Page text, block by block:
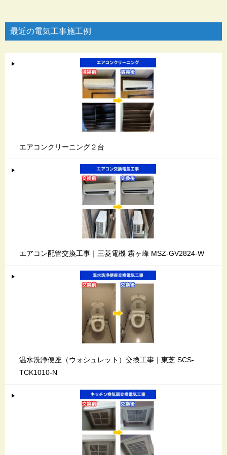
最近の電気工事施工例
エアコンクリーニング２台
エアコン配管交換工事｜三菱電機 霧ヶ峰 MSZ-GV2824-W
温水洗浄便座（ウォシュレット）交換工事｜東芝 SCS-
TCK1010-N